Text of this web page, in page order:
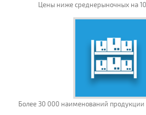
Цены ниже среднерыночных на
Более 30 000 наименований продукции